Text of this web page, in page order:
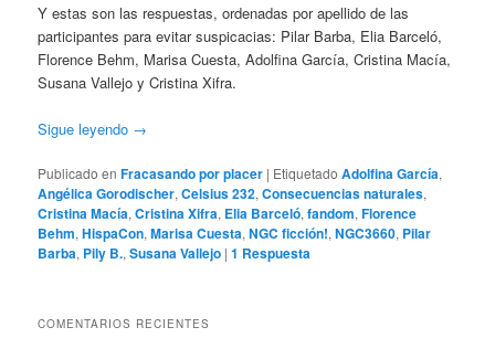
Y estas son las respuestas, ordenadas por apellido de las
participantes para evitar suspicacias: Pilar Barba, Elia Barceló,
Florence Behm, Marisa Cuesta, Adolfina García, Cristina Macía,
Susana Vallejo y Cristina Xifra.
Sigue leyendo →
Publicado en Fracasando por placer | Etiquetado Adolfina García,
Angélica Gorodischer,Celsius 232,Consecuencias naturales,
Cristina Macía,Cristina Xifra, Elia Barceló,fandom,Florence
Behm,HispaCon,Marisa Cuesta,NGC ficción!,NGC3660, Pilar
Barba, Pily B.,Susana Vallejo |1 Respuesta
COMENTARIOS RECIENTES